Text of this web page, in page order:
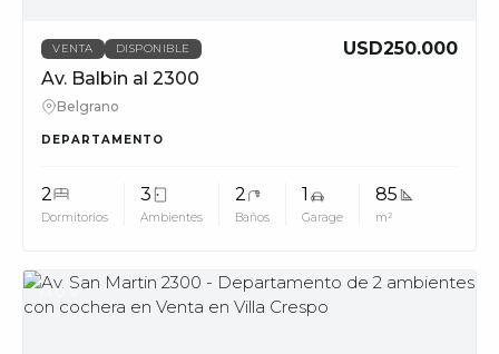
VENTA DISPONIBLE
USD250.000
Av. Balbin al 2300
Belgrano
DEPARTAMENTO
2
Dormitorios
3
Ambientes
2
Baños
1
Garage
85
m²
MUV